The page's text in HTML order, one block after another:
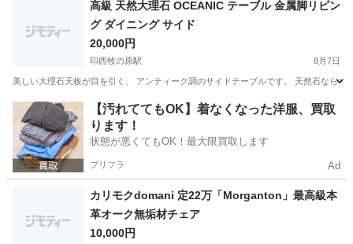
高級 天然大理石 OCEANIC テーブル 金属脚リビン
グ ダイニング サイド
20,000円
印西牧の原駅 8月7日
美しい大理石天板が目を引く、 アンティーク調のサイドテーブルです。 天然石なら
千葉 印西市 印西牧の原駅 テーブル 大理石
【汚れててもOK】着なくなった洋服、買取
ります！
状態が悪くてもOK！最大限買取します
プリフラ Ad
カリモクdomani 定22万「Morganton」最高級本
革オーク無垢材チェア
10,000円